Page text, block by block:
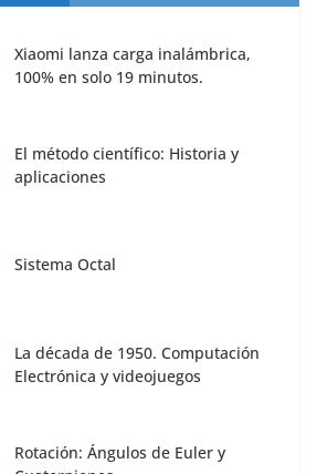
Xiaomi lanza carga inalámbrica,
100% en solo 19 minutos.
El método científico: Historia y
aplicaciones
Sistema Octal
La década de 1950. Computación
Electrónica y videojuegos
Rotación: Ángulos de Euler y